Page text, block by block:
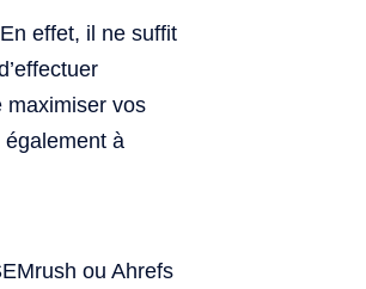
effet, il ne suffit
maximiser vos
également à
ou Ahrefs